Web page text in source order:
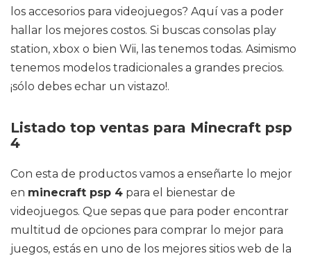
los accesorios para videojuegos? Aquí vas a poder
hallar los mejores costos. Si buscas consolas play
station, xbox o bien Wii, las tenemos todas. Asimismo
tenemos modelos tradicionales a grandes precios.
¡sólo debes echar un vistazo!.
Listado top ventas para Minecraft psp
4
Con esta de productos vamos a enseñarte lo mejor
en minecraft psp 4 para el bienestar de
videojuegos. Que sepas que para poder encontrar
multitud de opciones para comprar lo mejor para
juegos, estás en uno de los mejores sitios web de la